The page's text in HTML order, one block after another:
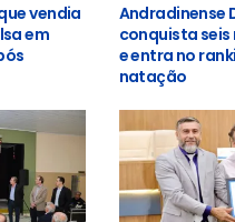
vendia
em
Andradinense
conquista
e entra no
natação